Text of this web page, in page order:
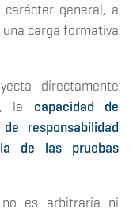
carácter general, a
una carga formativa
directamente
, la capacidad de
responsabilidad
de las pruebas
es arbitraria ni